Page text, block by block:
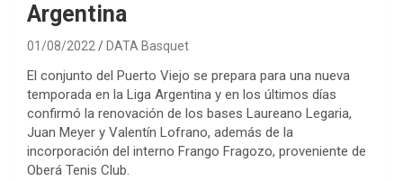
Argentina
01/08/2022 DATA Basquet
El conjunto del Puerto Viejo se prepara para una nueva
temporada en la Liga Argentina y en los últimos días
confirmó la renovación de los bases Laureano Legaria,
Juan Meyer y Valentín Lofrano, además de la
incorporación del interno Frango Fragozo, proveniente de
Oberá Tenis Club.